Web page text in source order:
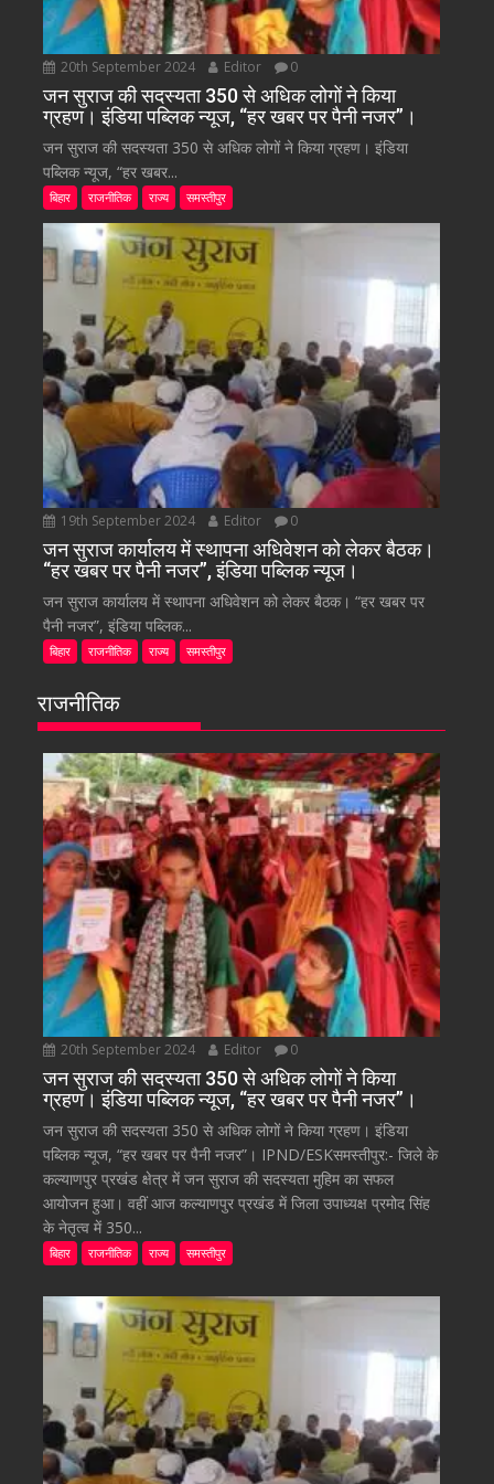
20th September 2024 Editor 0
जन सुराज की सदस्यता 350 से अधिक लोगों ने किया
ग्रहण। इंडिया पब्लिक न्यूज, “हर खबर पर पैनी नजर”।
जन सुराज की सदस्यता 350 से अधिक लोगों ने किया ग्रहण। इंडिया
पब्लिक न्यूज, “हर खबर...
बिहार राजनीतिक राज्य समस्तीपुर
19th September 2024 Editor 0
जन सुराज कार्यालय में स्थापना अधिवेशन को लेकर बैठक।
“हर खबर पर पैनी नजर”, इंडिया पब्लिक न्यूज।
जन सुराज कार्यालय में स्थापना अधिवेशन को लेकर बैठक। “हर खबर पर
पैनी नजर”, इंडिया पब्लिक...
बिहार राजनीतिक राज्य समस्तीपुर
राजनीतिक
20th September 2024 Editor 0
जन सुराज की सदस्यता 350 से अधिक लोगों ने किया
ग्रहण। इंडिया पब्लिक न्यूज, “हर खबर पर पैनी नजर”।
जन सुराज की सदस्यता 350 से अधिक लोगों ने किया ग्रहण। इंडिया
पब्लिक न्यूज, “हर खबर पर पैनी नजर”। IPND/ESKसमस्तीपुर:- जिले के
कल्याणपुर प्रखंड क्षेत्र में जन सुराज की सदस्यता मुहिम का सफल
आयोजन हुआ। वहीं आज कल्याणपुर प्रखंड में जिला उपाध्यक्ष प्रमोद सिंह
के नेतृत्व में 350...
बिहार राजनीतिक राज्य समस्तीपुर